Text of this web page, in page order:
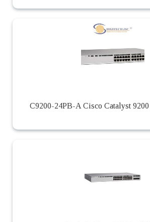
C9200-24PB-A Cisco Catalyst